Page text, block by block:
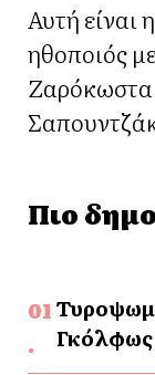
Αυτή είναι
ηθοποιός
Ζαρόκωστα
Πιο
Γκόλφως